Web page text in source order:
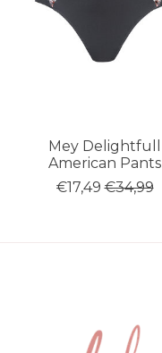
Mey Delightfull
American Pants
€17,49 €34,99